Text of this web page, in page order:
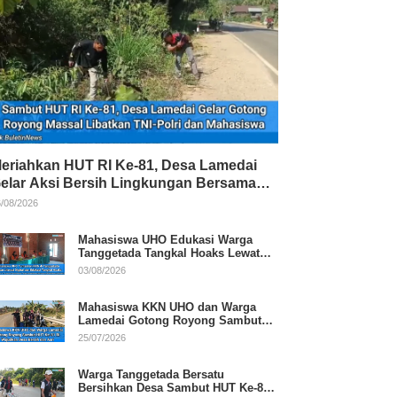
HUT RI Ke-81, Desa Lamedai
Aksi Bersih Lingkungan Bersama
Polri
08/2026
Mahasiswa UHO Edukasi Warga
Tanggetada Tangkal Hoaks Lewat
Program Literasi
03/08/2026
Mahasiswa KKN UHO dan Warga
Lamedai Gotong Royong Sambut
HUT Ke-81 RI
25/07/2026
Warga Tanggetada Bersatu
Bersihkan Desa Sambut HUT Ke-81